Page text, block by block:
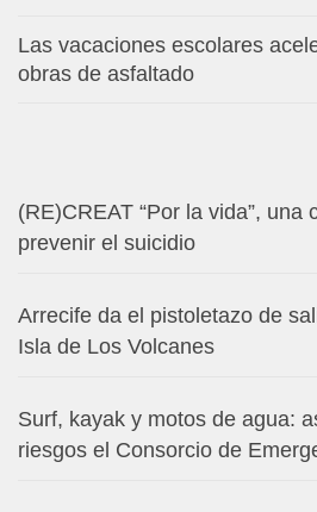
Las vacaciones escolares
obras de asfaltado
(RE)CREAT “Por la vida”, una
prevenir el suicidio
Arrecife da el pistoletazo de
Isla de Los Volcanes
Surf, kayak y motos de agua:
riesgos el Consorcio de